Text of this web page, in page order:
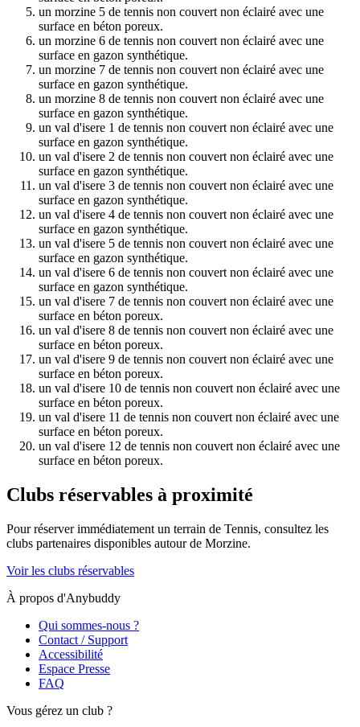
un morzine 5 de tennis non couvert non éclairé avec une
surface en béton poreux.
un morzine 6 de tennis non couvert non éclairé avec une
surface en gazon synthétique.
un morzine 7 de tennis non couvert non éclairé avec une
surface en gazon synthétique.
un morzine 8 de tennis non couvert non éclairé avec une
surface en gazon synthétique.
un val d'isere 1 de tennis non couvert non éclairé avec une
surface en gazon synthétique.
un val d'isere 2 de tennis non couvert non éclairé avec une
surface en gazon synthétique.
un val d'isere 3 de tennis non couvert non éclairé avec une
surface en gazon synthétique.
un val d'isere 4 de tennis non couvert non éclairé avec une
surface en gazon synthétique.
un val d'isere 5 de tennis non couvert non éclairé avec une
surface en gazon synthétique.
un val d'isere 6 de tennis non couvert non éclairé avec une
surface en gazon synthétique.
un val d'isere 7 de tennis non couvert non éclairé avec une
surface en béton poreux.
un val d'isere 8 de tennis non couvert non éclairé avec une
surface en béton poreux.
un val d'isere 9 de tennis non couvert non éclairé avec une
surface en béton poreux.
un val d'isere 10 de tennis non couvert non éclairé avec une
surface en béton poreux.
un val d'isere 11 de tennis non couvert non éclairé avec une
surface en béton poreux.
un val d'isere 12 de tennis non couvert non éclairé avec une
surface en béton poreux.
Clubs réservables à proximité
Pour réserver immédiatement un terrain de Tennis, consultez les
clubs partenaires disponibles autour de Morzine.
Voir les clubs réservables
À propos d'Anybuddy
Qui sommes-nous ?
Contact / Support
Accessibilité
Espace Presse
FAQ
Vous gérez un club ?